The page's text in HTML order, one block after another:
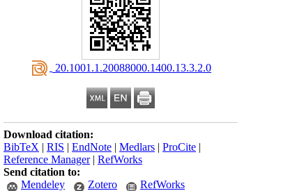
‎ 20.1001.1.20088000.1400.13.3.2.0
Download citation:
BibTeX | RIS | EndNote | Medlars | ProCite |
Reference Manager| RefWorks
Send citation to:
Mendeley
Zotero RefWorks